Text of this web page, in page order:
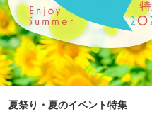
夏祭り・夏のイベント特集